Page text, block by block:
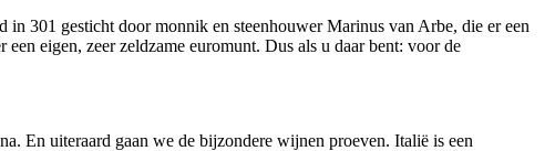
301 gesticht door monnik en steenhouwer Marinus van Arbe, die er een
eigen, zeer zeldzame euromunt. Dus als u daar bent: voor de
En uiteraard gaan we de bijzondere wijnen proeven. Italië is een